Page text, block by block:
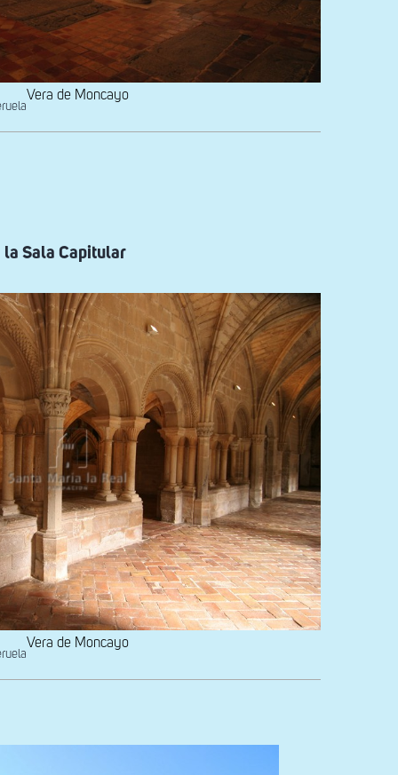
Vera de Moncayo
la Sala Capitular
Vera de Moncayo